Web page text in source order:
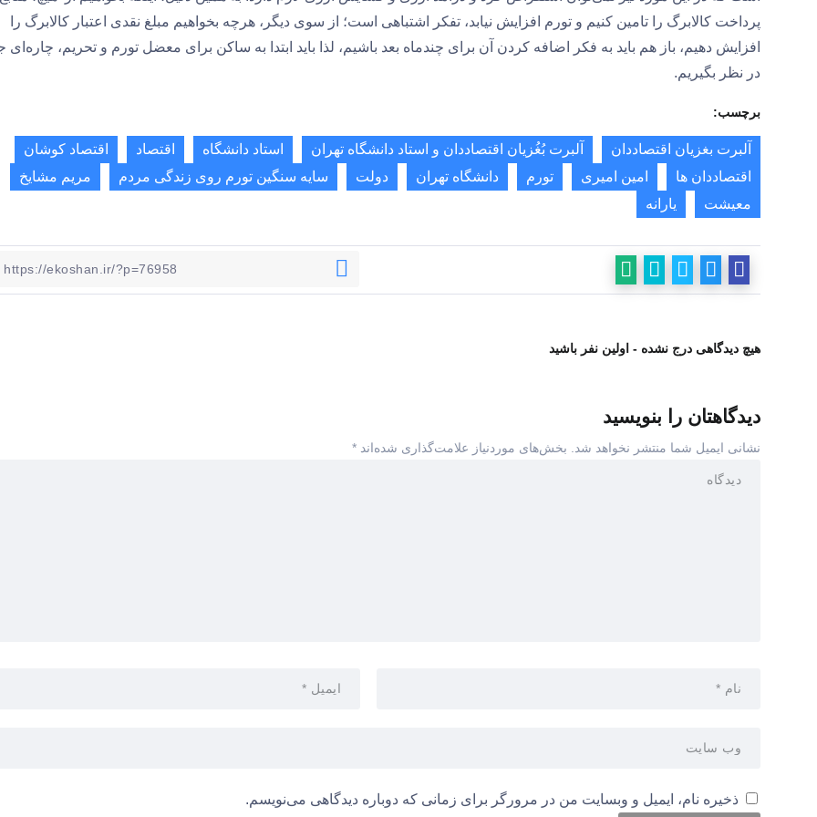
پرداخت کالابرگ را تامین کنیم و تورم افزایش نیابد، تفکر اشتباهی است؛ از سوی دیگر، هرچه بخواهیم مبلغ نقدی اعتبار کالابرگ را
افزایش دهیم، باز هم باید به فکر اضافه کردن آن برای چندماه بعد باشیم، لذا باید ابتدا به ساکن برای معضل تورم و تحریم،
در نظر بگیریم.
برچسب:
آلبرت بغزیان اقتصاددان آلبرت بُغُزیان اقتصاددان و استاد دانشگاه تهران استاد دانشگاه اقتصاد
اقتصاد کوشان
اقتصاددان ها
امین امیری تورم دانشگاه تهران دولت سایه سنگین تورم روی زندگی مردم
مریم مشایخ
معیشت
یارانه
هیچ دیدگاهی درج نشده - اولین نفر باشید
دیدگاهتان را بنویسید
نشانی ایمیل شما منتشر نخواهد شد. بخش‌های موردنیاز علامت‌گذاری شده‌اند *
ذخیره نام، ایمیل و وبسایت من در مرورگر برای زمانی که دوباره دیدگاهی می‌نویسم.